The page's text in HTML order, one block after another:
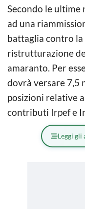
Secondo le ultime
ad una
battaglia contro la
ristrutturazione
amaranto. Per
dovrà versare 7,5
posizioni relative
contributi Irpef e
Leggi